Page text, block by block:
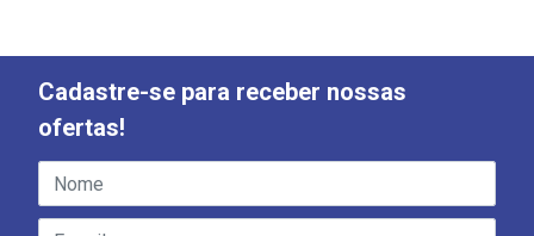
Cadastre-se para receber nossas
ofertas!